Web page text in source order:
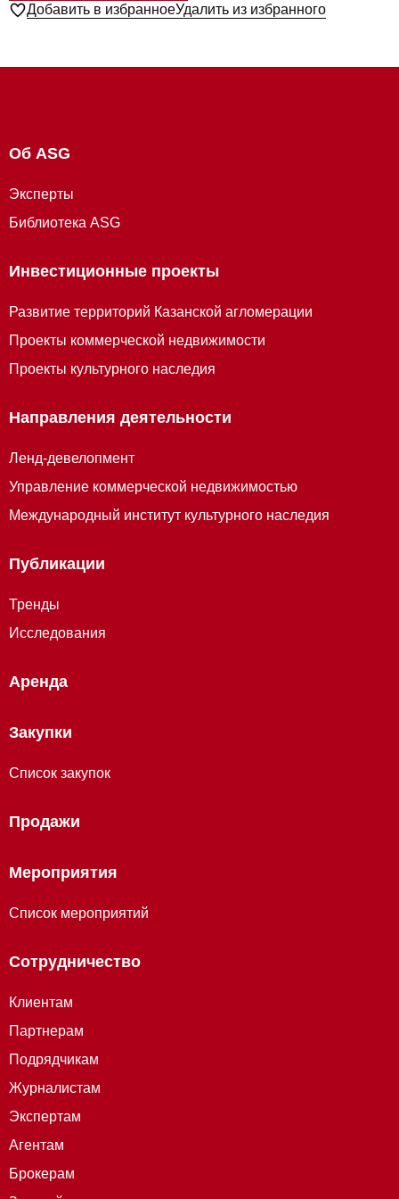
Добавить в избранноеУдалить из избранного
Об ASG
Эксперты
Библиотека ASG
Инвестиционные проекты
Развитие территорий Казанской агломерации
Проекты коммерческой недвижимости
Проекты культурного наследия
Направления деятельности
Ленд-девелопмент
Управление коммерческой недвижимостью
Международный институт культурного наследия
Публикации
Тренды
Исследования
Аренда
Закупки
Список закупок
Продажи
Мероприятия
Список мероприятий
Сотрудничество
Клиентам
Партнерам
Подрядчикам
Журналистам
Экспертам
Агентам
Брокерам